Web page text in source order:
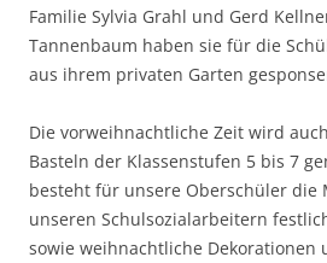
Familie Sylvia Grahl und Gerd
Tannenbaum haben sie für die
aus ihrem privaten Garten
Die vorweihnachtliche Zeit wird
Basteln der Klassenstufen 5 bis 7
besteht für unsere Oberschüler die
unseren Schulsozialarbeitern
sowie weihnachtliche Dekorationen